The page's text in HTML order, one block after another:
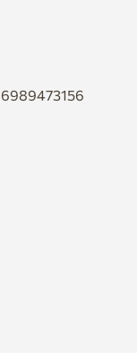
6989473156